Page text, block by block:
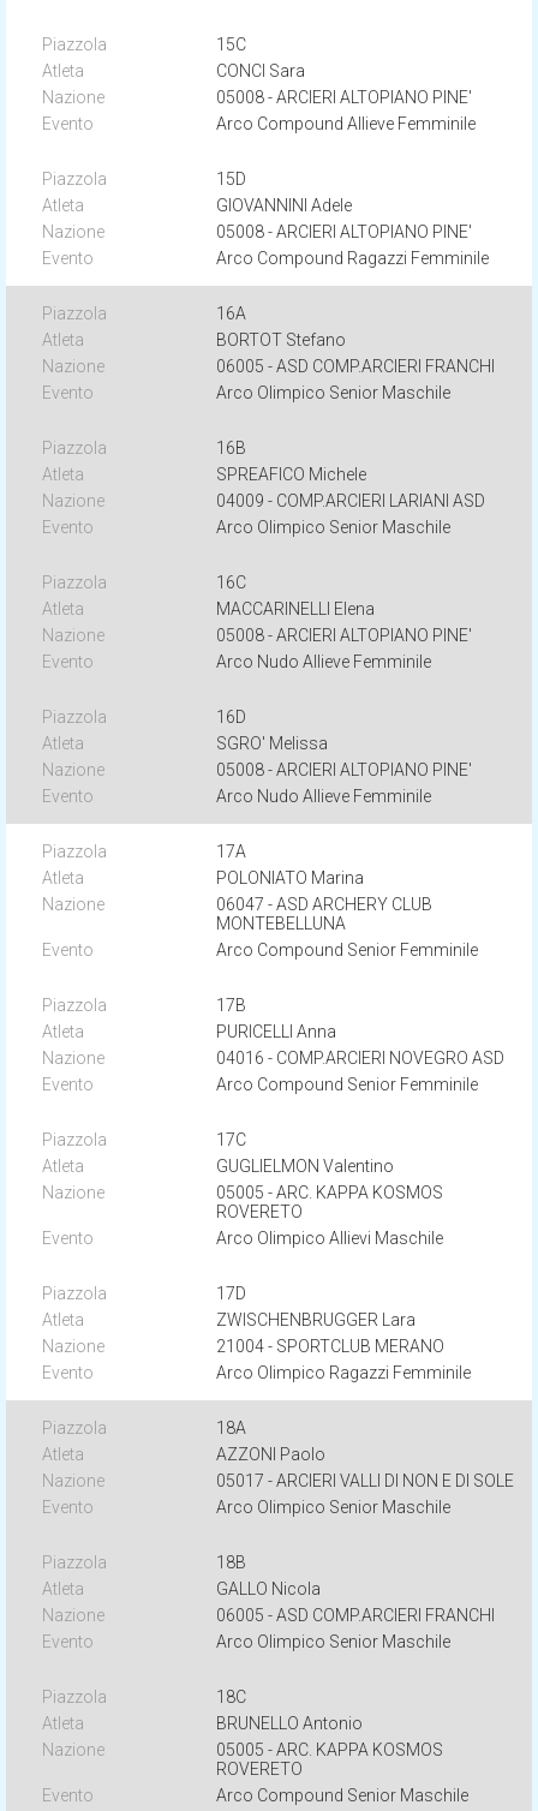
15C
CONCI Sara
05008 - ARCIERI ALTOPIANO PINE'
Arco Compound Allieve Femminile
15D
GIOVANNINI Adele
05008 - ARCIERI ALTOPIANO PINE'
Arco Compound Ragazzi Femminile
16A
BORTOT Stefano
06005 - ASD COMP.ARCIERI FRANCHI
Arco Olimpico Senior Maschile
16B
SPREAFICO Michele
04009 - COMP.ARCIERI LARIANI ASD
Arco Olimpico Senior Maschile
16C
MACCARINELLI Elena
05008 - ARCIERI ALTOPIANO PINE'
Arco Nudo Allieve Femminile
16D
SGRO' Melissa
05008 - ARCIERI ALTOPIANO PINE'
Arco Nudo Allieve Femminile
17A
POLONIATO Marina
06047 - ASD ARCHERY CLUB
MONTEBELLUNA
Arco Compound Senior Femminile
17B
PURICELLI Anna
04016 - COMP.ARCIERI NOVEGRO ASD
Arco Compound Senior Femminile
17C
GUGLIELMON Valentino
05005 - ARC. KAPPA KOSMOS
ROVERETO
Arco Olimpico Allievi Maschile
17D
ZWISCHENBRUGGER Lara
21004 - SPORTCLUB MERANO
Arco Olimpico Ragazzi Femminile
18A
AZZONI Paolo
05017 - ARCIERI VALLI DI NON E DI SOLE
Arco Olimpico Senior Maschile
18B
GALLO Nicola
06005 - ASD COMP.ARCIERI FRANCHI
Arco Olimpico Senior Maschile
18C
BRUNELLO Antonio
05005 - ARC. KAPPA KOSMOS
ROVERETO
Arco Compound Senior Maschile